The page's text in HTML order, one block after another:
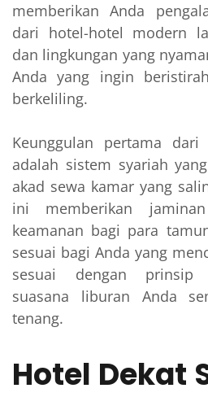
memberikan Anda
dari hotel-hotel modern
dan lingkungan yang
Anda yang ingin
berkeliling.
Keunggulan pertama
adalah sistem syariah
akad sewa kamar yang
ini memberikan
keamanan bagi para
sesuai bagi Anda yang
sesuai dengan prinsip
suasana liburan Anda
tenang.
Hotel Dekat